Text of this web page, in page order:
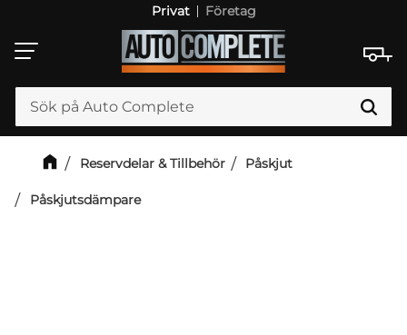
Meny
Privat Företag
Reservdelar & Tillbehör Påskjut
Påskjutsdämpare